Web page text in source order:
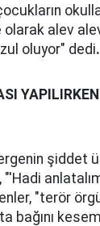
olarak alev
oluyor" dedi.
şiddet
"terör
bağını